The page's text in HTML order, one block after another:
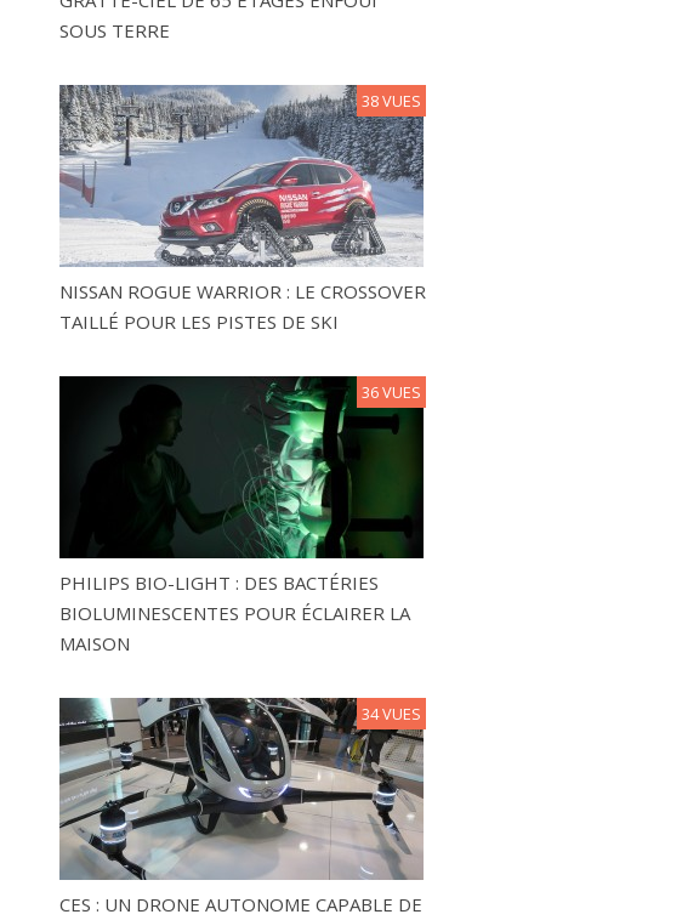
SOUS TERRE
NISSAN ROGUE WARRIOR : LE CROSSOVER
TAILLÉ POUR LES PISTES DE SKI
38 VUES
PHILIPS BIO-LIGHT : DES BACTÉRIES
BIOLUMINESCENTES POUR ÉCLAIRER LA
MAISON
36 VUES
CES : UN DRONE AUTONOME CAPABLE DE
34 VUES